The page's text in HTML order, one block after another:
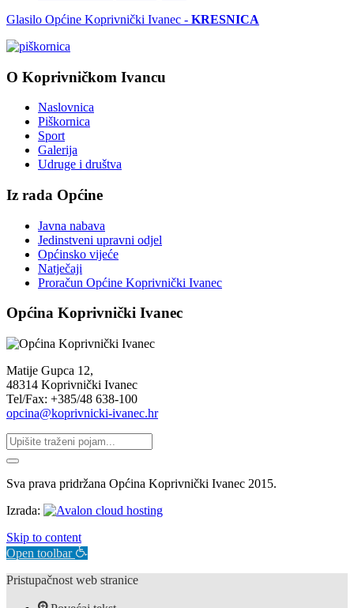
Glasilo Općine Koprivnički Ivanec - KRESNICA
O Koprivničkom Ivancu
Naslovnica
Piškornica
Sport
Galerija
Udruge i društva
Iz rada Općine
Javna nabava
Jedinstveni upravni odjel
Općinsko vijeće
Natječaji
Proračun Općine Koprivnički Ivanec
Općina Koprivnički Ivanec
Matije Gupca 12,
48314 Koprivnički Ivanec
Tel/Fax: +385/48 638-100
opcina@koprivnicki-ivanec.hr
Sva prava pridržana Općina Koprivnički Ivanec 2015.
Izrada:
Skip to content
Open toolbar
Pristupačnost web stranice